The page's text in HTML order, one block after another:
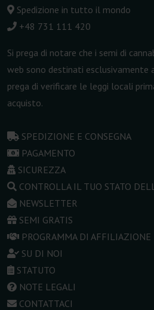
Spedizione in tutto il mondo
+48 731 111 420
Si prega di notare che i semi di
web sono destinati esclusivamente
prega di verificare le leggi locali
acquisto.
SPEDIZIONE E CONSEGNA
PAGAMENTO
SICUREZZA
CONTROLLA IL TUO STATO
NEWSLETTER
SEMI GRATIS
PROGRAMMA DI AFFILIAZIONE
SU DI NOI
STATUTO
NOTE LEGALI
CONTATTACI